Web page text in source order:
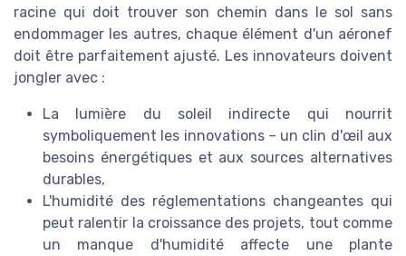
racine qui doit trouver son chemin dans le sol sans
endommager les autres, chaque élément d'un aéronef
doit être parfaitement ajusté. Les innovateurs doivent
jongler avec :
La lumière du soleil indirecte qui nourrit
symboliquement les innovations – un clin d'œil aux
besoins énergétiques et aux sources alternatives
durables,
L'humidité des réglementations changeantes qui
peut ralentir la croissance des projets, tout comme
un manque d'humidité affecte une plante